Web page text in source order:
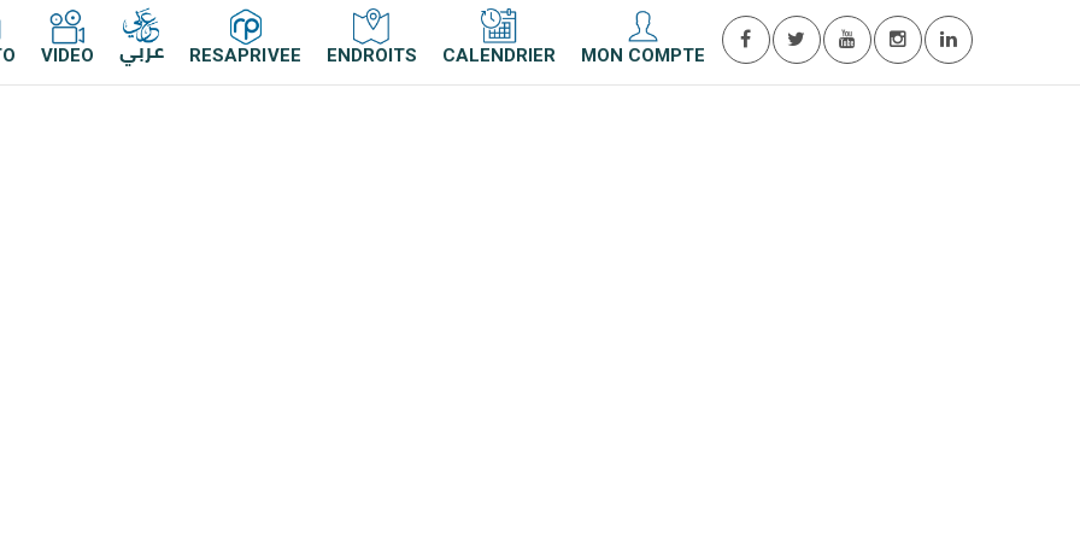
VIDEO عربي RESAPRIVEE ENDROITS CALENDRIER MON COMPTE